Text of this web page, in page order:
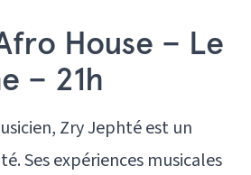
House – Le
– 21h
Zry Jephté est un
Ses expériences musicales